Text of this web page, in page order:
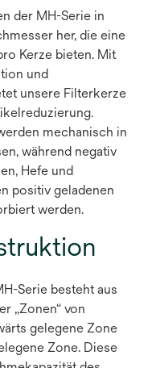
der MH-Serie in
her, die eine
Kerze bieten. Mit
und
unsere Filterkerze
mechanisch in
während negativ
Hefe und
positiv geladenen
werden.
Serie besteht aus
„Zonen“ von
gelegene Zone
Zone. Diese